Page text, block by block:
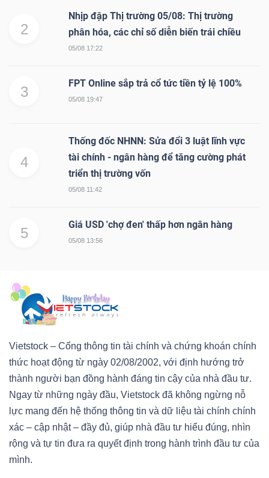
2
Nhịp đập Thị trường 05/08: Thị trường
phân hóa, các chỉ số diễn biến trái chiều
05/08 17:22
3
FPT Online sắp trả cổ tức tiền tỷ lệ 100%
05/08 19:47
4
Thống đốc NHNN: Sửa đổi 3 luật lĩnh vực
tài chính - ngân hàng để tăng cường phát
triển thị trường vốn
05/08 11:42
5
Giá USD 'chợ đen' thấp hơn ngân hàng
05/08 13:56
Vietstock – Cổng thông tin tài chính và chứng khoán chính
thức hoạt động từ ngày 02/08/2002, với định hướng trở
thành người bạn đồng hành đáng tin cậy của nhà đầu tư.
Ngay từ những ngày đầu, Vietstock đã không ngừng nỗ
lực mang đến hệ thống thông tin và dữ liệu tài chính chính
xác – cập nhật – đầy đủ, giúp nhà đầu tư hiểu đúng, nhìn
rộng và tự tin đưa ra quyết định trong hành trình đầu tư của
mình.